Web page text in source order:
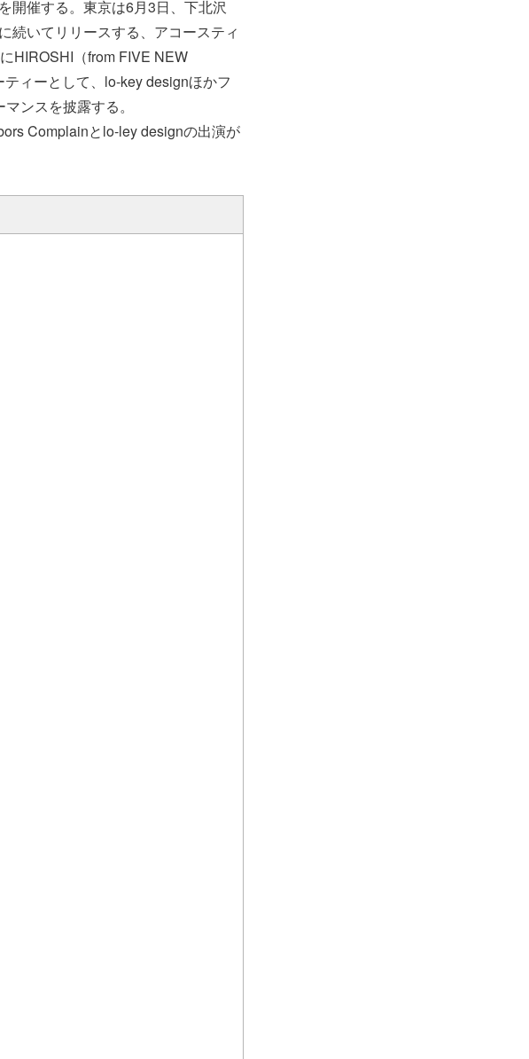
開催する。東京は6月3日、下北沢
続いてリリースする、アコースティ
HIROSHI（from FIVE NEW
ィーとして、lo-key designほかフ
ンスを披露する。
Complainとlo-ley designの出演が